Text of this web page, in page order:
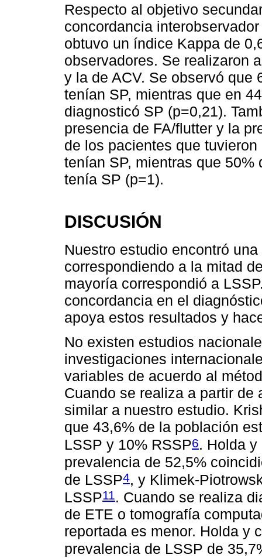
Respecto al objetivo
concordancia
obtuvo un índice Kappa de
observadores. Se realizaron
y la de ACV. Se observó que
tenían SP, mientras que en
diagnosticó SP (p=0,21).
presencia de FA/flutter y la
de los pacientes que
tenían SP, mientras que
tenía SP (p=1).
DISCUSIÓN
Nuestro estudio encontró
correspondiendo a la mitad
mayoría correspondió a
concordancia en el
apoya estos resultados y
No existen estudios
investigaciones
variables de acuerdo al
Cuando se realiza a partir
similar a nuestro estudio.
que 43,6% de la población
LSSP y 10% RSSP6. Holda
prevalencia de 52,5%
de LSSP4, y Klimek-
LSSP11. Cuando se realiza
de ETE o tomografía
reportada es menor. Holda y
prevalencia de LSSP de